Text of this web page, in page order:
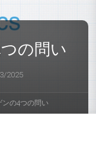
の問い
2025
ンの4つの問い